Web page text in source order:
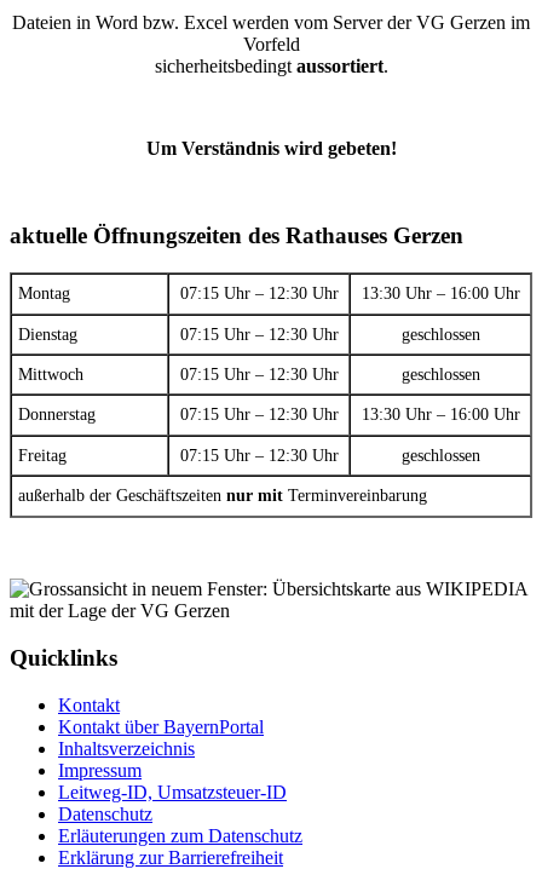
Dateien in Word bzw. Excel werden vom Server der VG Gerzen im
Vorfeld
sicherheitsbedingt aussortiert.
Um Verständnis wird gebeten!
aktuelle Öffnungszeiten des Rathauses Gerzen
Montag 07:15 Uhr – 12:30 Uhr 13:30 Uhr – 16:00 Uhr
Dienstag 07:15 Uhr – 12:30 Uhr geschlossen
Mittwoch 07:15 Uhr – 12:30 Uhr geschlossen
Donnerstag 07:15 Uhr – 12:30 Uhr 13:30 Uhr – 16:00 Uhr
Freitag 07:15 Uhr – 12:30 Uhr geschlossen
außerhalb der Geschäftszeiten nur mit Terminvereinbarung
Quicklinks
Kontakt
Kontakt über BayernPortal
Inhaltsverzeichnis
Impressum
Leitweg-ID, Umsatzsteuer-ID
Datenschutz
Erläuterungen zum Datenschutz
Erklärung zur Barrierefreiheit